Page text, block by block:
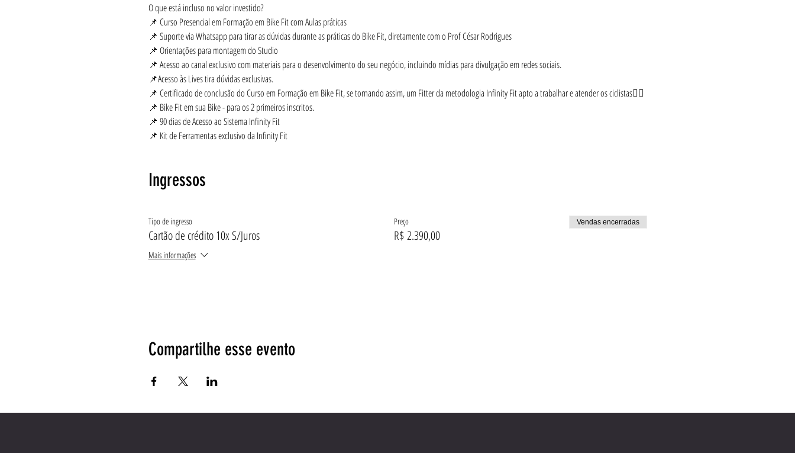
O que está incluso no valor investido?
📌 Curso Presencial em Formação em Bike Fit com Aulas práticas
📌 Suporte via Whatsapp para tirar as dúvidas durante as práticas do Bike Fit, diretamente com o Prof César Rodrigues
📌 Orientações para montagem do Studio
📌 Acesso ao canal exclusivo com materiais para o desenvolvimento do seu negócio, incluindo mídias para divulgação em redes sociais.
📌Acesso às Lives tira dúvidas exclusivas.
📌 Certificado de conclusão do Curso em Formação em Bike Fit, se tornando assim, um Fitter da metodologia Infinity Fit apto a trabalhar e atender os ciclistas🚴‍♂️
📌 Bike Fit em sua Bike - para os 2 primeiros inscritos.
📌 90 dias de Acesso ao Sistema Infinity Fit
📌 Kit de Ferramentas exclusivo da Infinity Fit
Ingressos
Tipo de ingresso
Cartão de crédito 10x S/Juros
Mais informações
Preço
R$ 2.390,00
Vendas encerradas
Compartilhe esse evento